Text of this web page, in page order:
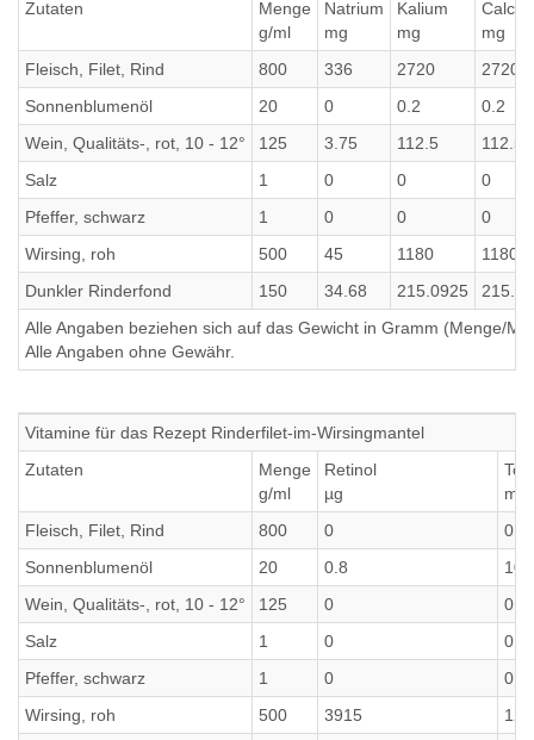
Zutaten
Menge
g/ml
Natrium
mg
Kalium
mg
mg
Fleisch, Filet, Rind
800 336 2720
2720
Sonnenblumenöl
20 0 0.2
0.2
Wein, Qualitäts-, rot, 10 - 12°
125 3.75 112.5
112.5
Salz
1 0 0
0
Pfeffer, schwarz
1 0 0
0
Wirsing, roh
500 45 1180
1180
Dunkler Rinderfond
150 34.68 215.0925
Alle Angaben beziehen sich auf das Gewicht in Gramm (Menge/
Alle Angaben ohne Gewähr.
Vitamine für das Rezept Rinderfilet-im-Wirsingmantel
Zutaten
Menge
g/ml
Retinol
µg
mg
Fleisch, Filet, Rind
800 0
0
Sonnenblumenöl
20 0.8
10
Wein, Qualitäts-, rot, 10 - 12°
125 0
0
Salz
1 0
0
Pfeffer, schwarz
1 0
0
Wirsing, roh
500 3915